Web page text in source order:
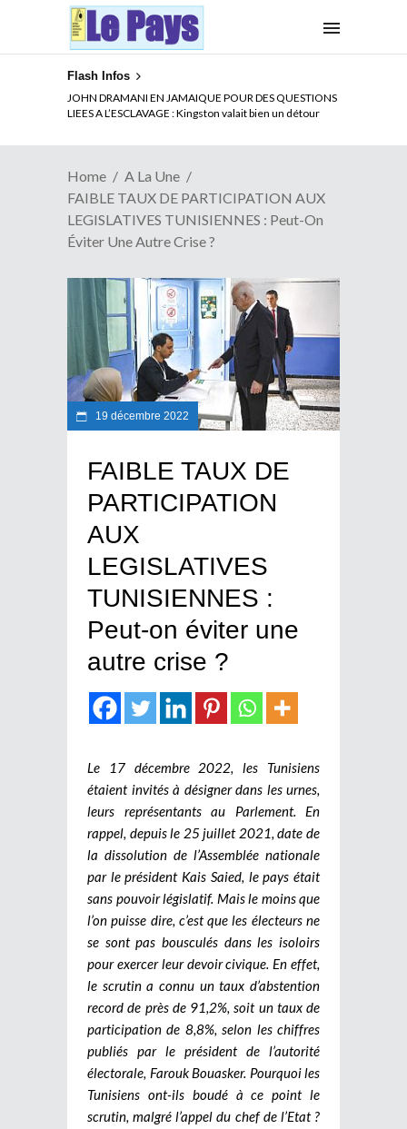
Flash Infos
JOHN DRAMANI EN JAMAIQUE POUR DES QUESTIONS
LIEES A L’ESCLAVAGE : Kingston valait bien un détour
ELECTION DE TALON A LA TETE DU SENAT BENINOIS :
Quand Patrice quitte le pouvoir sans partir !
Home
A La Une
FAIBLE TAUX DE PARTICIPATION AUX
LEGISLATIVES TUNISIENNES : Peut-On
Éviter Une Autre Crise ?
19 décembre 2022
FAIBLE TAUX DE
PARTICIPATION
AUX
LEGISLATIVES
TUNISIENNES :
Peut-on éviter une
autre crise ?
Le 17 décembre 2022, les Tunisiens
étaient invités à désigner dans les urnes,
leurs représentants au Parlement. En
rappel, depuis le 25 juillet 2021, date de
la dissolution de l’Assemblée nationale
par le président Kais Saied, le pays était
sans pouvoir législatif. Mais le moins que
l’on puisse dire, c’est que les électeurs ne
se sont pas bousculés dans les isoloirs
pour exercer leur devoir civique. En effet,
le scrutin a connu un taux d’abstention
record de près de 91,2%, soit un taux de
participation de 8,8%, selon les chiffres
publiés par le président de l’autorité
électorale, Farouk Bouasker. Pourquoi les
Tunisiens ont-ils boudé à ce point le
scrutin, malgré l’appel du chef de l’Etat ?